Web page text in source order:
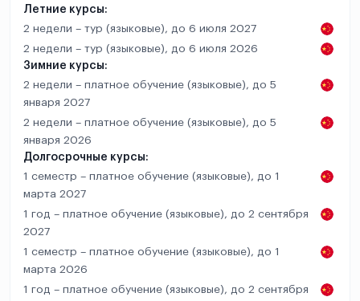
Летние курсы:
2 недели – тур (языковые), до 6 июля 2027
2 недели – тур (языковые), до 6 июля 2026
Зимние курсы:
2 недели – платное обучение (языковые), до 5
января 2027
2 недели – платное обучение (языковые), до 5
января 2026
Долгосрочные курсы:
1 семестр – платное обучение (языковые), до 1
марта 2027
1 год – платное обучение (языковые), до 2 сентября
2027
1 семестр – платное обучение (языковые), до 1
марта 2026
1 год – платное обучение (языковые), до 2 сентября